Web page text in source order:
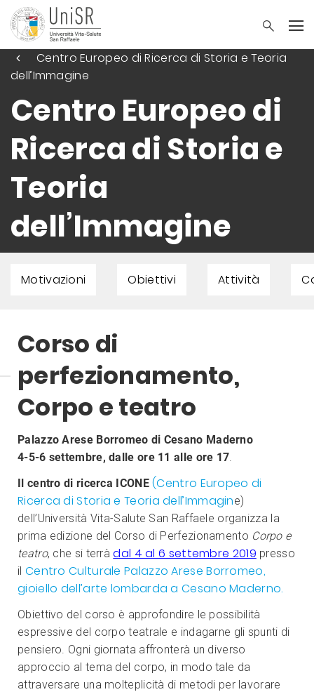
Centro Europeo di Ricerca di Storia e Teoria
dell’Immagine
Centro Europeo di
Ricerca di Storia e
Teoria
dell’Immagine
Motivazioni Obiettivi Attività
Corso di
perfezionamento,
Corpo e teatro
Palazzo Arese Borromeo di Cesano Maderno
4-5-6 settembre, dalle ore 11 alle ore 17.
Il centro di ricerca ICONE (Centro Europeo di
Ricerca di Storia e Teoria dell’Immagine)
dell’Università Vita-Salute San Raffaele organizza la
prima edizione del Corso di Perfezionamento Corpo e
teatro, che si terràdal 4 al 6 settembre 2019 presso
il Centro Culturale Palazzo Arese Borromeo,
gioiello dell’arte lombarda a Cesano Maderno.
Obiettivo del corso è approfondire le possibilità
espressive del corpo teatrale e indagarne gli spunti di
pensiero. Ogni giornata affronterà un diverso
approccio al tema del corpo, in modo tale da
attraversare una molteplicità di metodi per lavorare